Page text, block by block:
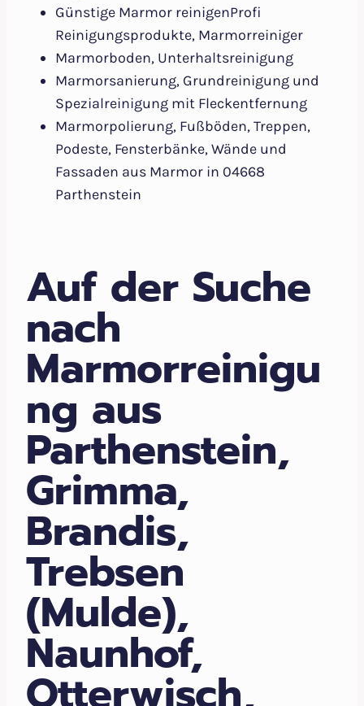
Günstige Marmor reinigenProfi
Reinigungsprodukte, Marmorreiniger
Marmorboden, Unterhaltsreinigung
Marmorsanierung, Grundreinigung und
Spezialreinigung mit Fleckentfernung
Marmorpolierung, Fußböden, Treppen,
Podeste, Fensterbänke, Wände und
Fassaden aus Marmor in 04668
Parthenstein
Auf der Suche
nach
Marmorreinigu
ng aus
Parthenstein,
Grimma,
Brandis,
Trebsen
(Mulde),
Naunhof,